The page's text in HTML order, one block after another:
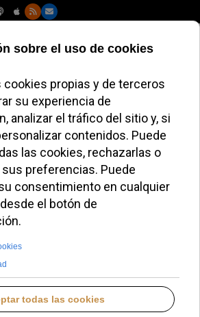
BLOGS EN IGLESIA NOTICIAS